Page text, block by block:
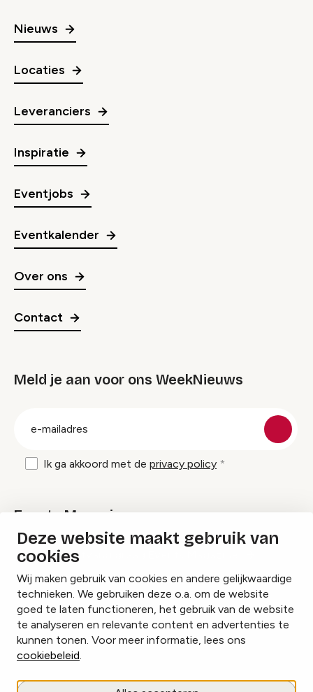
Deze website maakt gebruik van
cookies
Wij maken gebruik van cookies en andere gelijkwaardige
technieken. We gebruiken deze o.a. om de website
goed te laten functioneren, het gebruik van de website
te analyseren en relevante content en advertenties te
kunnen tonen. Voor meer informatie, lees ons
cookiebeleid.
Nieuws
Locaties
Leveranciers
Inspiratie
Eventjobs
Eventkalender
Over ons
Contact
Meld je aan voor ons WeekNieuws
Ik ga akkoord met de privacy policy
Events Magazine
Ik ontvang graag Events Magazine
InstagramFacebookLinkedIn
Cookies beheren